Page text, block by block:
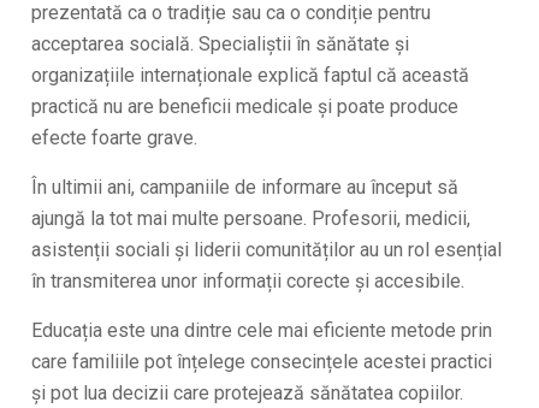
prezentată ca o tradiție sau ca o condiție pentru
acceptarea socială. Specialiștii în sănătate și
organizațiile internaționale explică faptul că această
practică nu are beneficii medicale și poate produce
efecte foarte grave.
În ultimii ani, campaniile de informare au început să
ajungă la tot mai multe persoane. Profesorii, medicii,
asistenții sociali și liderii comunităților au un rol esențial
în transmiterea unor informații corecte și accesibile.
Educația este una dintre cele mai eficiente metode prin
care familiile pot înțelege consecințele acestei practici
și pot lua decizii care protejează sănătatea copiilor.